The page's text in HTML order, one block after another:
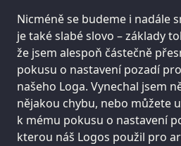
Nicméně se budeme i nadále
je také slabé slovo – základy
že jsem alespoň částečně
pokusu o nastavení pozadí
našeho Loga. Vynechal jsem
nějakou chybu, nebo můžete
k mému pokusu o nastavení
kterou náš Logos použil pro